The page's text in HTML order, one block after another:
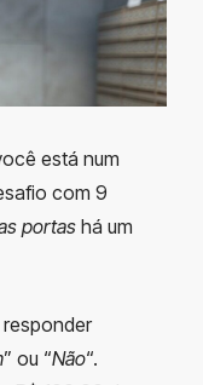
está num
com 9
portashá um
” ou “Não“.